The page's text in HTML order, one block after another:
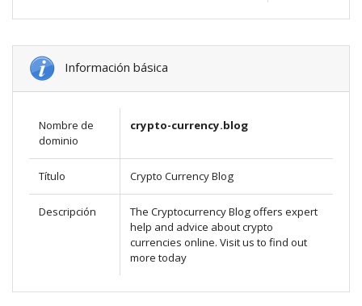
Información básica
Nombre de
dominio
crypto-currency.blog
Título Crypto Currency Blog
Descripción
The Cryptocurrency Blog offers expert
help and advice about crypto
currencies online. Visit us to find out
more today